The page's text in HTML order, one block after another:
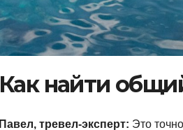
Как найти
Павел, тревел-эксперт: Это